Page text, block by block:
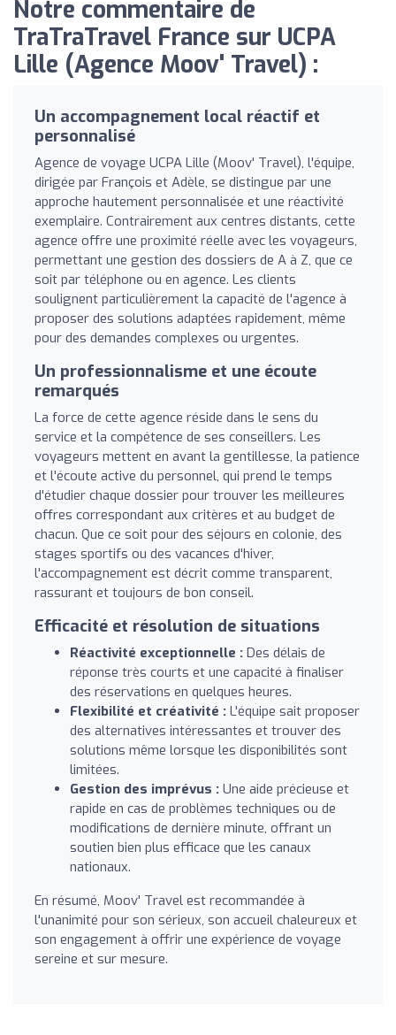
Notre commentaire de
TraTraTravel France sur UCPA
Lille (Agence Moov' Travel) :
Un accompagnement local réactif et
personnalisé
Agence de voyage UCPA Lille (Moov' Travel), l'équipe,
dirigée par François et Adèle, se distingue par une
approche hautement personnalisée et une réactivité
exemplaire. Contrairement aux centres distants, cette
agence offre une proximité réelle avec les voyageurs,
permettant une gestion des dossiers de A à Z, que ce
soit par téléphone ou en agence. Les clients
soulignent particulièrement la capacité de l'agence à
proposer des solutions adaptées rapidement, même
pour des demandes complexes ou urgentes.
Un professionnalisme et une écoute
remarqués
La force de cette agence réside dans le sens du
service et la compétence de ses conseillers. Les
voyageurs mettent en avant la gentillesse, la patience
et l'écoute active du personnel, qui prend le temps
d'étudier chaque dossier pour trouver les meilleures
offres correspondant aux critères et au budget de
chacun. Que ce soit pour des séjours en colonie, des
stages sportifs ou des vacances d'hiver,
l'accompagnement est décrit comme transparent,
rassurant et toujours de bon conseil.
Efficacité et résolution de situations
Réactivité exceptionnelle : Des délais de
réponse très courts et une capacité à finaliser
des réservations en quelques heures.
Flexibilité et créativité : L'équipe sait proposer
des alternatives intéressantes et trouver des
solutions même lorsque les disponibilités sont
limitées.
Gestion des imprévus : Une aide précieuse et
rapide en cas de problèmes techniques ou de
modifications de dernière minute, offrant un
soutien bien plus efficace que les canaux
nationaux.
En résumé, Moov' Travel est recommandée à
l'unanimité pour son sérieux, son accueil chaleureux et
son engagement à offrir une expérience de voyage
sereine et sur mesure.